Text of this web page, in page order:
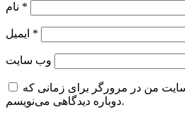
*
*
وب‌ سایت
من در مرورگر برای زمانی که
دوباره دیدگاهی می‌نویسم.